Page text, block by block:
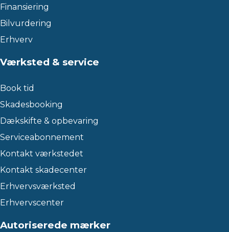
Finansiering
Bilvurdering
Erhverv
Værksted & service
Book tid
Skadesbooking
Dækskifte & opbevaring
Serviceabonnement
Kontakt værkstedet
Kontakt skadecenter
Erhvervsværksted
Erhvervscenter
Autoriserede mærker